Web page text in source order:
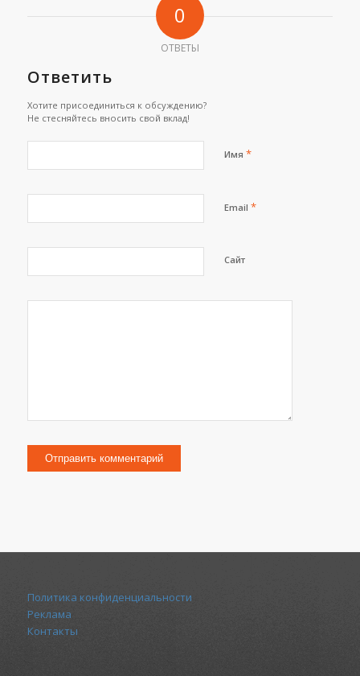
0
ОТВЕТЫ
Ответить
Хотите присоединиться к обсуждению?
Не стесняйтесь вносить свой вклад!
Имя *
Email *
Сайт
Политика конфиденциальности
Реклама
Контакты